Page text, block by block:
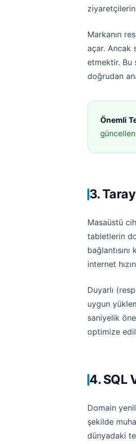
Markanın
açar. Ancak
etmektir. Bu
doğrudan
Önemli
3.
Masaüstü
tabletlerin
internet
Duyarlı
uygun
saniyelik
optimize
4. SQL
Domain
şekilde
dünyadaki